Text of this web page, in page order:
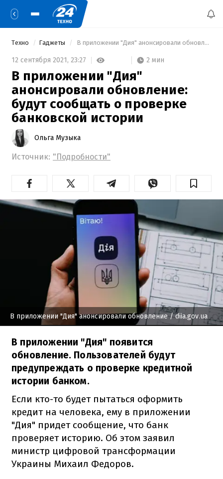
Техно Гаджеты В приложении "Дия" анонсировали обновление: будут сообщать о проверке банковской истории
12 сентября 2021, 23:27 2 мин
В приложении "Дия"
анонсировали обновление:
будут сообщать о проверке
банковской истории
Ольга Музыка
Источник: "Подробности"
В приложении "Дия" анонсировали обновление/ diia.gov.ua
В приложении "Дия" появится
обновление. Пользователей будут
предупреждать о проверке кредитной
истории банком.
Если кто-то будет пытаться оформить
кредит на человека, ему в приложении
"Дия" придет сообщение, что банк
проверяет историю. Об этом заявил
министр цифровой трансформации
Украины Михаил Федоров.